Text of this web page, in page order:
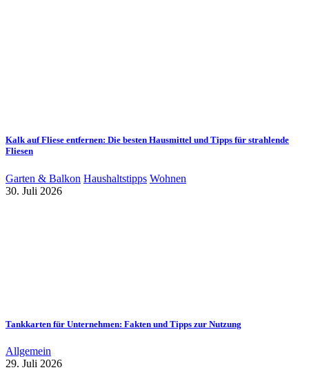
Kalk auf Fliese entfernen: Die besten Hausmittel und Tipps für strahlende
Fliesen
Garten & Balkon Haushaltstipps Wohnen
30. Juli 2026
Tankkarten für Unternehmen: Fakten und Tipps zur Nutzung
Allgemein
29. Juli 2026